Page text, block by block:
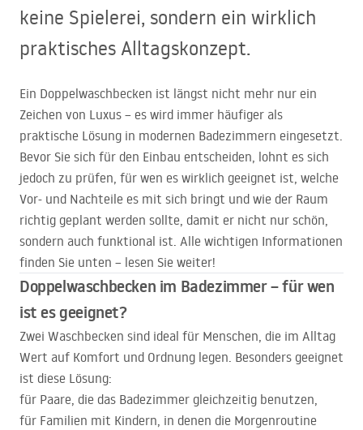
keine Spielerei, sondern ein wirklich
praktisches Alltagskonzept.
Ein Doppelwaschbecken ist längst nicht mehr nur ein
Zeichen von Luxus – es wird immer häufiger als
praktische Lösung in modernen Badezimmern eingesetzt.
Bevor Sie sich für den Einbau entscheiden, lohnt es sich
jedoch zu prüfen, für wen es wirklich geeignet ist, welche
Vor- und Nachteile es mit sich bringt und wie der Raum
richtig geplant werden sollte, damit er nicht nur schön,
sondern auch funktional ist. Alle wichtigen Informationen
finden Sie unten – lesen Sie weiter!
Doppelwaschbecken im Badezimmer – für wen
ist es geeignet?
Zwei Waschbecken sind ideal für Menschen, die im Alltag
Wert auf Komfort und Ordnung legen. Besonders geeignet
ist diese Lösung:
für Paare, die das Badezimmer gleichzeitig benutzen,
für Familien mit Kindern, in denen die Morgenroutine